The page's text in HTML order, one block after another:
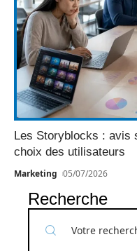
Les Storyblocks : avis
choix des utilisateurs
Marketing 05/07/2026
Recherche